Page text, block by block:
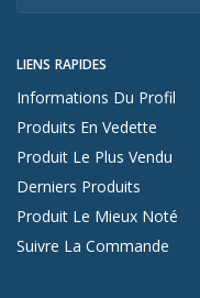
LIENS RAPIDES
Informations Du Profil
Produits En Vedette
Produit Le Plus Vendu
Derniers Produits
Produit Le Mieux Noté
Suivre La Commande